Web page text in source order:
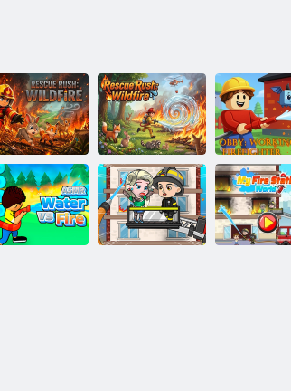
Рятувальна
операція -
Лісова пожежа
Рятувальна
операція:
Лісова пожежа
OBBI: